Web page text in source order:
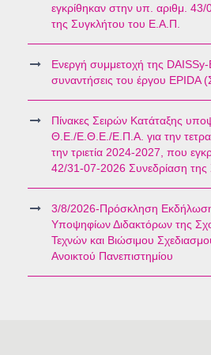
εγκρίθηκαν στην υπ. αριθμ.
της Συγκλήτου του Ε.Α.Π.
Ενεργή συμμετοχή της DAISSy-
συναντήσεις του έργου EPIDA
Πίνακες Σειρών Κατάταξης
Θ.Ε./Ε.Θ.Ε./Ε.Π.Α. για την
την τριετία 2024-2027, που
42/31-07-2026 Συνεδρίαση
3/8/2026-Πρόσκληση
Υποψηφίων Διδακτόρων της
Τεχνών και Βιώσιμου
Ανοικτού Πανεπιστημίου